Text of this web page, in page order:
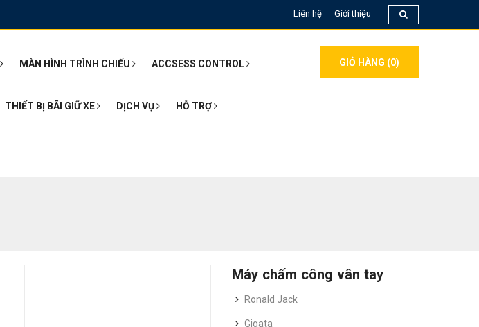
Liên hệ Giới thiệu
MÀN HÌNH TRÌNH CHIẾU ACCSESS CONTROL
THIẾT BỊ BÃI GIỮ XE DỊCH VỤ HỖ TRỢ
GIỎ HÀNG (0)
Máy chấm công vân tay
Ronald Jack
Gigata